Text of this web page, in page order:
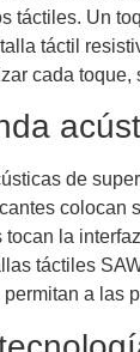
táctiles. Un
táctil
cada
de
colocan
la
táctiles
a las